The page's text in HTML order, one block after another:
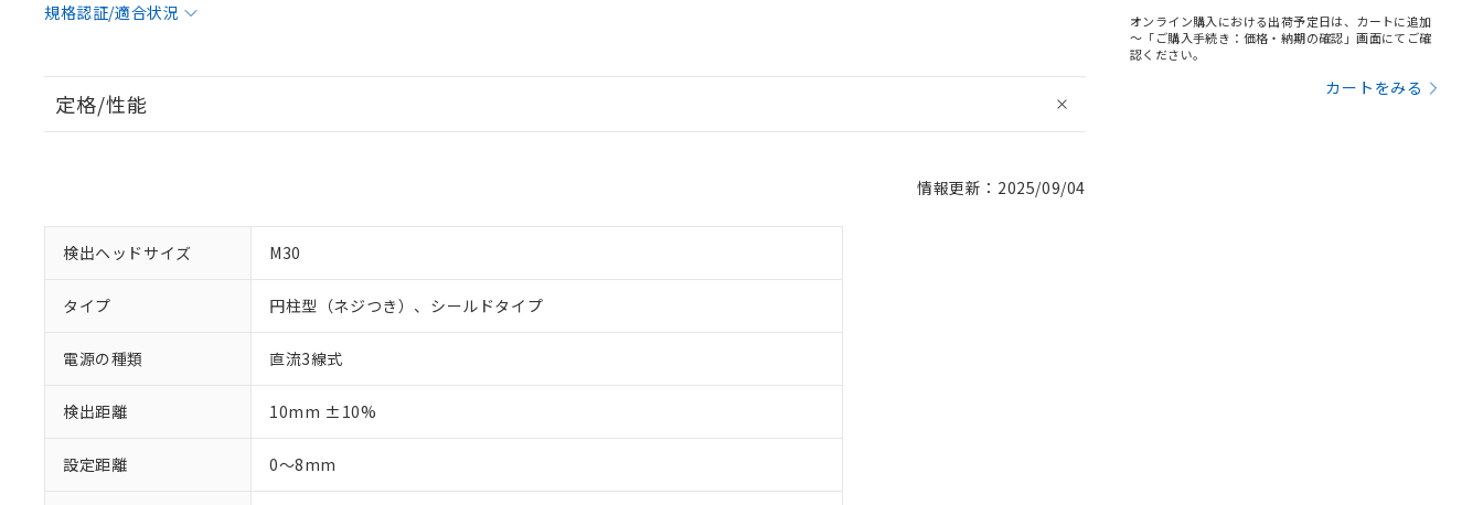
規格認証/適合状況
定格/性能
情報更新：2025/09/04
検出ヘッドサイズ M30
タイプ 円柱型（ネジつき）、シールドタイプ
電源の種類 直流3線式
検出距離 10mm ±10%
設定距離 0～8mm
オンライン購入における出荷予定日は、カートに追加
～「ご購入手続き：価格・納期の確認」画面にてご確
認ください。
カートをみる